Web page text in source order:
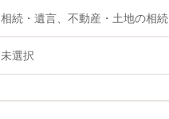
相続・遺言、不動産・土地の相続
未選択